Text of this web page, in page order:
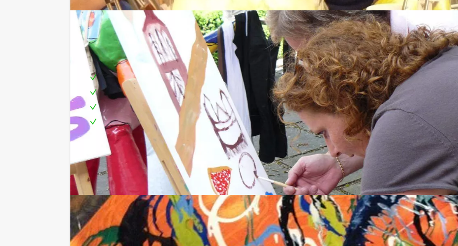
Inclusief:
Enthousiaste begeleiding
1 Drankje p.p.
Diverse workshopthema's mogelijk
Te boeken op de door jullie gewenste dag of tijdstip!
Groepsuitje of bedrijfsuitje zoals Herman Brood het graag zou hebben gezien!
Supergrote doeken, spuitbussen, groter emmers vol met diverse kleuren verf en ladders om de bovenste
deze workshop staat jullie echt alles ter beschikking om Action Painting te bedrijven. Het mag snel, het
kunnen jullie aan de gang met het beste gereedschap dat een beetje artistiekeling nodig heeft.
Kies uit diverse workshopthema's
Jullie kunnen kiezen uit diverse thema's voor deze workshop. Zo kan je samen aan een groot doek
de gang gaan. Kies uit thema's zoals: